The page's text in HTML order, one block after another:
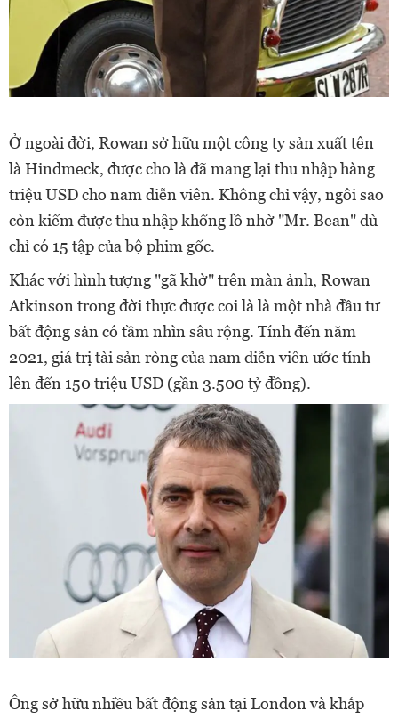
Ở ngoài đời, Rowan sở hữu một công ty sản xuất tên
là Hindmeck, được cho là đã mang lại thu nhập hàng
triệu USD cho nam diễn viên. Không chỉ vậy, ngôi sao
còn kiếm được thu nhập khổng lồ nhờ "Mr. Bean" dù
chỉ có 15 tập của bộ phim gốc.
Khác với hình tượng "gã khờ" trên màn ảnh, Rowan
Atkinson trong đời thực được coi là là một nhà đầu tư
bất động sản có tầm nhìn sâu rộng. Tính đến năm
2021, giá trị tài sản ròng của nam diễn viên ước tính
lên đến 150 triệu USD (gần 3.500 tỷ đồng).
Ông sở hữu nhiều bất động sản tại London và khắp